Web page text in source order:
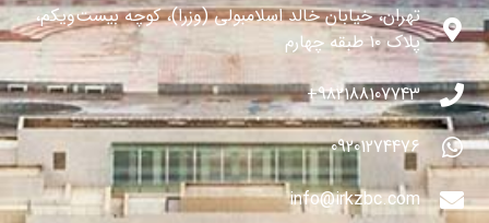
تهران، خیابان خالد اسلامبولی (وزرا)، کوچه بیست‌ویکم،
پلاک ۱۰ طبقه چهارم
982188107743+
09201274476
info@irkzbc.com